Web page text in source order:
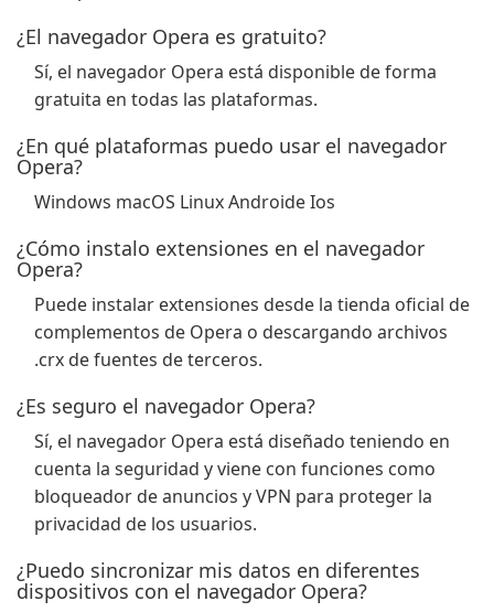
¿El navegador Opera es gratuito?
Sí, el navegador Opera está disponible de forma
gratuita en todas las plataformas.
¿En qué plataformas puedo usar el navegador
Opera?
Windows macOS Linux Androide Ios
¿Cómo instalo extensiones en el navegador
Opera?
Puede instalar extensiones desde la tienda oficial de
complementos de Opera o descargando archivos
.crx de fuentes de terceros.
¿Es seguro el navegador Opera?
Sí, el navegador Opera está diseñado teniendo en
cuenta la seguridad y viene con funciones como
bloqueador de anuncios y VPN para proteger la
privacidad de los usuarios.
¿Puedo sincronizar mis datos en diferentes
dispositivos con el navegador Opera?